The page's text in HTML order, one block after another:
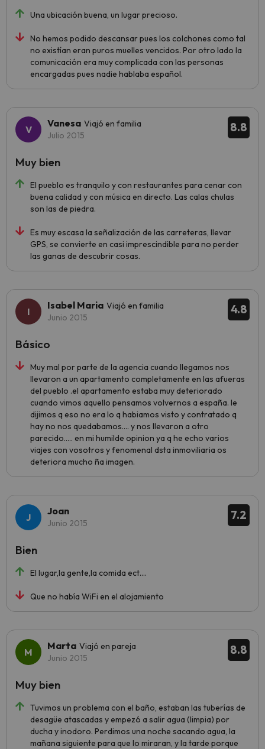
Una ubicación buena, un lugar precioso.
No hemos podido descansar pues los colchones como tal
no existían eran puros muelles vencidos. Por otro lado la
comunicación era muy complicada con las personas
encargadas pues nadie hablaba español.
8.8
Vanesa Viajó en familia
Julio 2015
El pueblo es tranquilo y con restaurantes para cenar con
buena calidad y con música en directo. Las calas chulas
son las de piedra.
Es muy escasa la señalización de las carreteras, llevar
GPS, se convierte en casi imprescindible para no perder
las ganas de descubrir cosas.
Muy bien
4.8
Isabel Maria Viajó en familia
Junio 2015
Muy mal por parte de la agencia cuando llegamos nos
llevaron a un apartamento completamente en las afueras
del pueblo .el apartamento estaba muy deteriorado
cuando vimos aquello pensamos volvernos a españa. le
dijimos q eso no era lo q habiamos visto y contratado q
hay no nos quedabamos.... y nos llevaron a otro
parecido..... en mi humilde opinion ya q he echo varios
viajes con vosotros y fenomenal dsta inmoviliaria os
deteriora mucho ña imagen.
Básico
7.2
Joan
Junio 2015
El lugar,la gente,la comida ect....
Que no había WiFi en el alojamiento
Bien
8.8
Marta Viajó en pareja
Junio 2015
Tuvimos un problema con el baño, estaban las tuberías de
desagüe atascadas y empezó a salir agua (limpia) por
ducha y inodoro. Perdimos una noche sacando agua, la
mañana siguiente para que lo miraran, y la tarde porque
Muy bien